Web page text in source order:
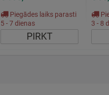
CHARCOAL
Piegādes laiks parasti
5 - 7 dienas
PIRKT
3 - 8